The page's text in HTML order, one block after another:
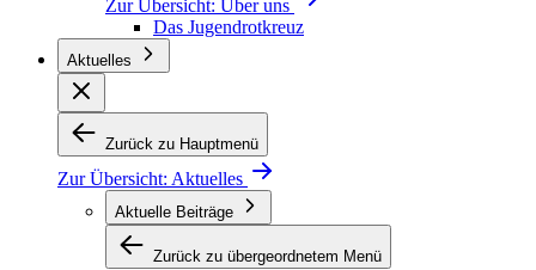
Zur Übersicht: Über uns
Das Jugendrotkreuz
Aktuelles
Zurück zu Hauptmenü
Zur Übersicht: Aktuelles
Aktuelle Beiträge
Zurück zu übergeordnetem Menü